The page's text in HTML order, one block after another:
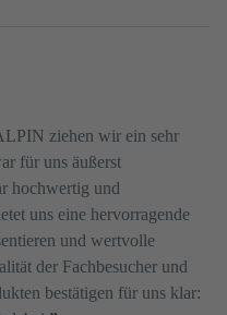
ziehen wir ein sehr
für uns äußerst
hochwertig und
uns eine hervorragende
und wertvolle
der Fachbesucher und
bestätigen für uns klar: